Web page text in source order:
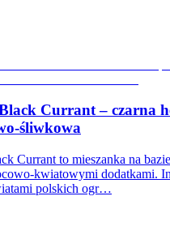
Currant – czarna
śliwkowa
Currant to mieszanka na
kwiatowymi dodatkami.
polskich ogr…